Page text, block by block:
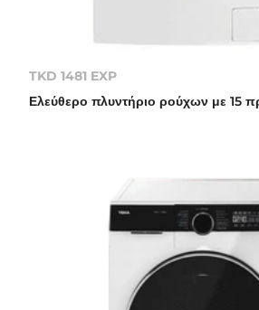
TKD 1481 EXP
Ελεύθερο πλυντήριο ρούχων με 15